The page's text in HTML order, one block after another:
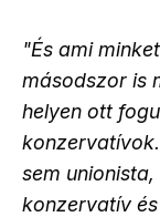
"És ami
másodszor is
helyen ott
sem
konzervatív